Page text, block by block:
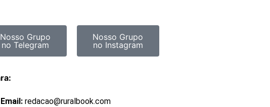
Nosso Grupo
no Telegram
Nosso Grupo
no Instagram
Email: redacao@ruralbook.com